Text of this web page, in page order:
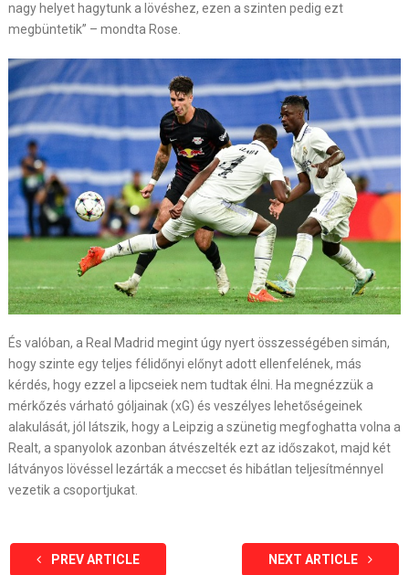
nagy helyet hagytunk a lövéshez, ezen a szinten pedig ezt
megbüntetik” – mondta Rose.
És valóban, a Real Madrid megint úgy nyert összességében simán,
hogy szinte egy teljes félidőnyi előnyt adott ellenfelének, más
kérdés, hogy ezzel a lipcseiek nem tudtak élni. Ha megnézzük a
mérkőzés várható góljainak (xG) és veszélyes lehetőségeinek
alakulását, jól látszik, hogy a Leipzig a szünetig megfoghatta volna a
Realt, a spanyolok azonban átvészelték ezt az időszakot, majd két
látványos lövéssel lezárták a meccset és hibátlan teljesítménnyel
vezetik a csoportjukat.
PREV ARTICLE NEXT ARTICLE